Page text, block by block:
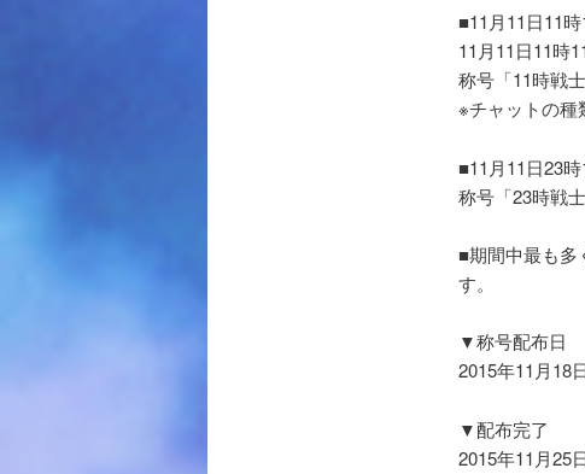
■11月11日11
11月11日11時
称号「11時戦
※チャットの種
■11月11日23
称号「23時戦
■期間中最も多
す。
▼称号配布日
2015年11月18
▼配布完了
2015年11月25